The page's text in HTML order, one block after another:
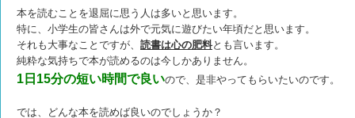
本を読むことを退屈に思う人は多いと思います。
特に、小学生の皆さんは外で元気に遊びたい年頃だと思います。
それも大事なことですが、 読書は心の肥料とも言います。
純粋な気持ちで本が読めるのは今しかありません。
1日15分の短い時間で良いので、是非やってもらいたいのです。
では、どんな本を読めば良いのでしょうか？